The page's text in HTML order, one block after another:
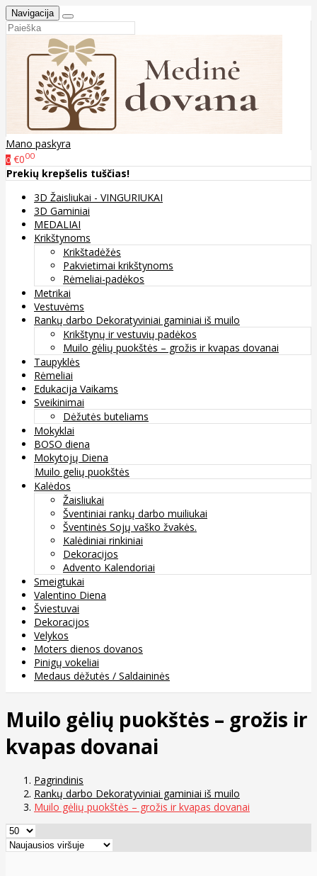
Navigacija
Mano paskyra
0 €000
Prekių krepšelis tuščias!
3D Žaisliukai - VINGURIUKAI
3D Gaminiai
MEDALIAI
Krikštynoms
Krikštadėžės
Pakvietimai krikštynoms
Rėmeliai-padėkos
Metrikai
Vestuvėms
Rankų darbo Dekoratyviniai gaminiai iš muilo
Krikštynų ir vestuvių padėkos
Muilo gėlių puokštės – grožis ir kvapas dovanai
Taupyklės
Rėmeliai
Edukacija Vaikams
Sveikinimai
Dėžutės buteliams
Mokyklai
BOSO diena
Mokytojų Diena
Muilo gelių puokštės
Kalėdos
Žaisliukai
Šventiniai rankų darbo muiliukai
Šventinės Sojų vaško žvakės.
Kalėdiniai rinkiniai
Dekoracijos
Advento Kalendoriai
Smeigtukai
Valentino Diena
Šviestuvai
Dekoracijos
Velykos
Moters dienos dovanos
Pinigų vokeliai
Medaus dėžutės / Saldaininės
Muilo gėlių puokštės – grožis ir
kvapas dovanai
Pagrindinis
Rankų darbo Dekoratyviniai gaminiai iš muilo
Muilo gėlių puokštės – grožis ir kvapas dovanai